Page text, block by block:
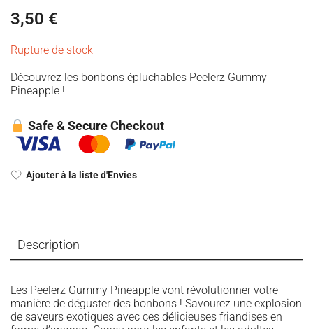
3,50 €
Rupture de stock
Découvrez les bonbons épluchables Peelerz Gummy
Pineapple !
Safe & Secure Checkout
Ajouter à la liste d'Envies
Description
Les Peelerz Gummy Pineapple vont révolutionner votre
manière de déguster des bonbons ! Savourez une explosion
de saveurs exotiques avec ces délicieuses friandises en